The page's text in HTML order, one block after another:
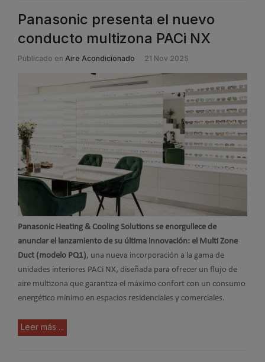
Panasonic presenta el nuevo
conducto multizona PACi NX
Publicado en Aire Acondicionado 21 Nov 2025
Panasonic Heating & Cooling Solutions se enorgullece de
anunciar el lanzamiento de su última innovación: el Multi Zone
Duct (modelo PQ1), una nueva incorporación a la gama de
unidades interiores PACi NX, diseñada para ofrecer un flujo de
aire multizona que garantiza el máximo confort con un consumo
energético mínimo en espacios residenciales y comerciales.
Leer más ...